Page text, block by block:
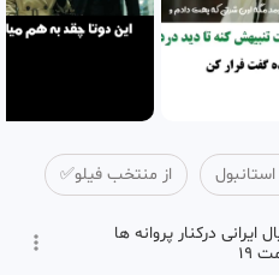
ایرانی درکنار پروانه ها
۱
فیلو✅
استانبول از منتخب فیلو✅
ایرانی درکنار پروانه ها
۱۹